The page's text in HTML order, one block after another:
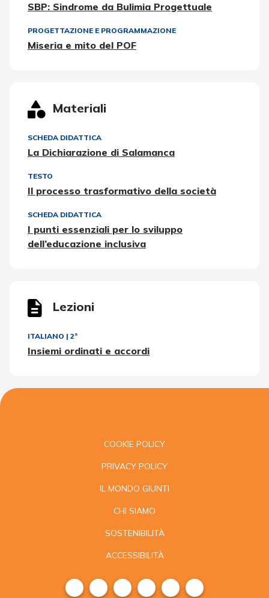
SBP: Sindrome da Bulimia Progettuale
PROGETTAZIONE E PROGRAMMAZIONE
Miseria e mito del POF
Materiali
SCHEDA DIDATTICA
La Dichiarazione di Salamanca
TESTO
Il processo trasformativo della società
SCHEDA DIDATTICA
I punti essenziali per lo sviluppo
dell’educazione inclusiva
Lezioni
ITALIANO | 2ª
Insiemi ordinati e accordi
COOKIE POLICY
PRIVACY POLICY
IL MONDO GIUNTI
CHI SIAMO
SOSTENIBILITÀ
ACCESSIBILITÀ